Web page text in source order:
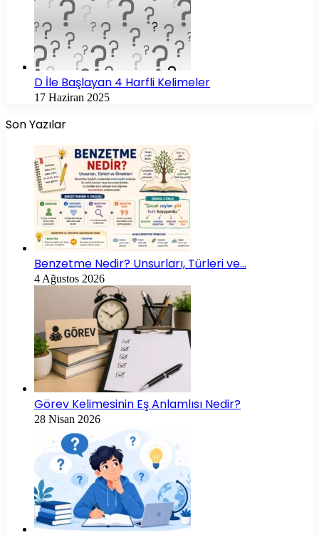
D İle Başlayan 4 Harfli Kelimeler
17 Haziran 2025
Son Yazılar
Benzetme Nedir? Unsurları, Türleri ve…
4 Ağustos 2026
Görev Kelimesinin Eş Anlamlısı Nedir?
28 Nisan 2026